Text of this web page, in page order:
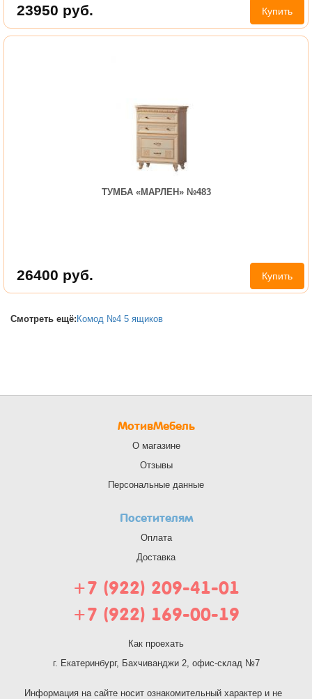
23950 руб. Купить
ТУМБА «МАРЛЕН» №483
26400 руб. Купить
Смотреть ещё: Комод №4 5 ящиков
МотивМебель
О магазине
Отзывы
Персональные данные
Посетителям
Оплата
Доставка
+7 (922) 209-41-01
+7 (922) 169-00-19
Как проехать
г. Екатеринбург, Бахчиванджи 2, офис-склад №7
Информация на сайте носит ознакомительный характер и не